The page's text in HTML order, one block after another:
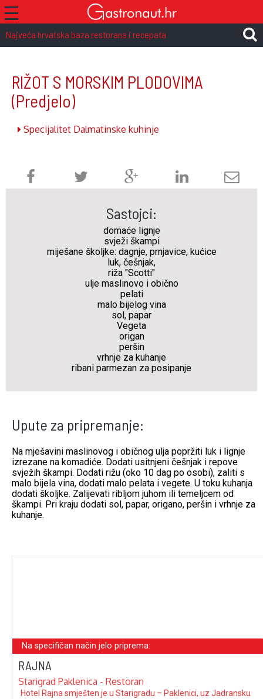
☰
Najveća hrvatska baza restorana i recepata
RIŽOT S MORSKIM PLODOVIMA
(Predjelo)
Specijalitet Dalmatinske kuhinje
Sastojci:
domaće lignje
svježi škampi
miješane školjke: dagnje, prnjavice, kućice
luk, češnjak,
riža "Scotti"
ulje maslinovo i obično
pelati
malo bijelog vina
sol, papar
Vegeta
origan
peršin
vrhnje za kuhanje
ribani parmezan za posipanje
Upute za pripremanje:
Na mješavini maslinovog i običnog ulja popržiti luk i lignje
izrezane na komadiće. Dodati usitnjeni češnjak i repove
svježih škampi. Dodati rižu (oko 10 dag po osobi), zaliti s
malo bijela vina, dodati malo pelata i vegete. U toku kuhanja
dodati školjke. Zalijevati ribljom juhom ili temeljcem od
škampi. Pri kraju dodati sol, papar, origano, peršin i vrhnje za
kuhanje.
Na specifičan način jelo priprema:
RAJNA
Starigrad Paklenica - Restoran
Hotel Rajna smješten je u Starigradu – Paklenici, uz Jadransku